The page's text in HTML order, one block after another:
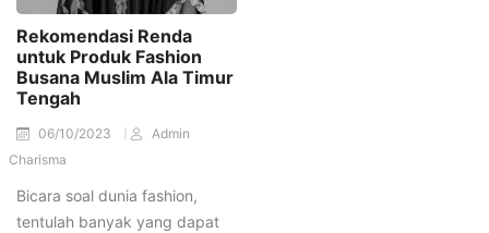
Rekomendasi Renda
untuk Produk Fashion
Busana Muslim Ala Timur
Tengah
06/10/2023
Admin
Charisma
Bicara soal dunia fashion,
tentulah banyak yang dapat